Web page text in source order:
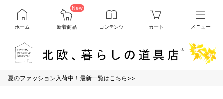
ホーム
New
新着商品 コンテンツ カート メニュー
夏のファッション入荷中！最新一覧はこちら>>